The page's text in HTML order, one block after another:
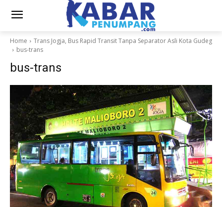
Home
Trans Jogja, Bus Rapid Transit Tanpa Separator Asli Kota Gudeg
bus-trans
bus-trans